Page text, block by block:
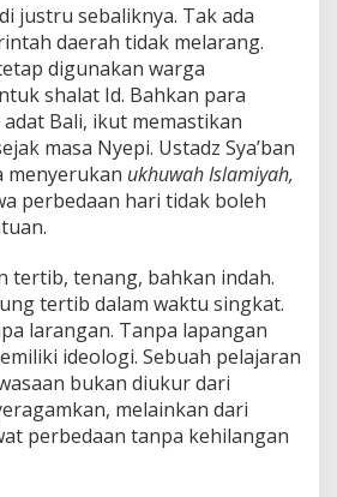
justru sebaliknya. Tak ada
daerah tidak melarang.
digunakan warga
shalat Id. Bahkan para
Bali, ikut memastikan
masa Nyepi. Ustadz Sya’ban
menyerukan ukhuwah Islamiyah,
perbedaan hari tidak boleh
tertib, tenang, bahkan indah.
tertib dalam waktu singkat.
larangan. Tanpa lapangan
ideologi. Sebuah pelajaran
bukan diukur dari
melainkan dari
perbedaan tanpa kehilangan